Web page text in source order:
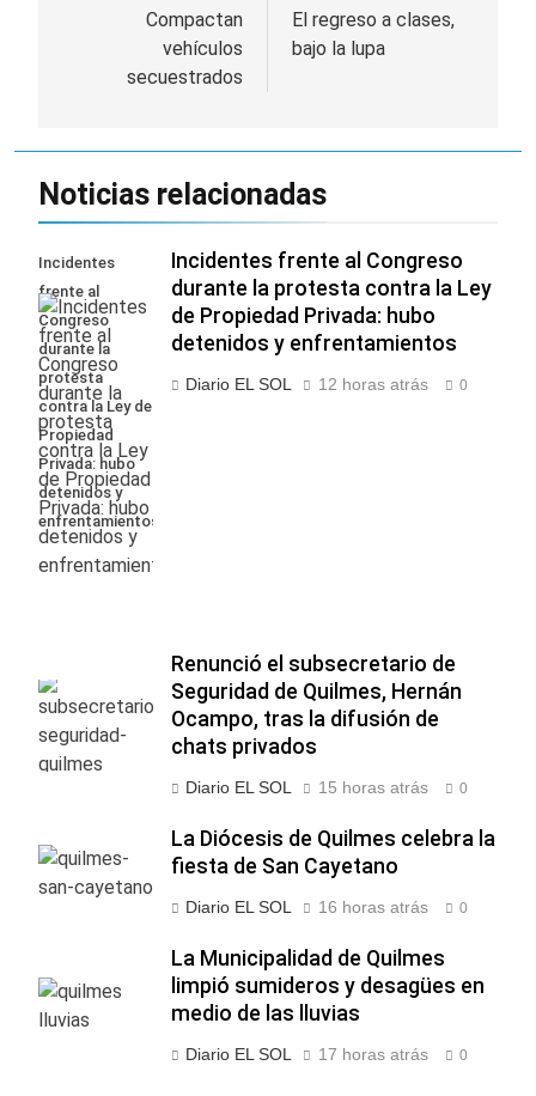
entradas
Compactan
vehículos
secuestrados
El regreso a clases,
bajo la lupa
Noticias relacionadas
Incidentes
frente al
Congreso
durante la
protesta
contra la Ley de
Propiedad
Privada: hubo
detenidos y
enfrentamientos
Incidentes frente al Congreso
durante la protesta contra la Ley
de Propiedad Privada: hubo
detenidos y enfrentamientos
Diario EL SOL 12 horas atrás 0
Renunció el subsecretario de
Seguridad de Quilmes, Hernán
Ocampo, tras la difusión de
chats privados
Diario EL SOL 15 horas atrás 0
La Diócesis de Quilmes celebra la
fiesta de San Cayetano
Diario EL SOL 16 horas atrás 0
La Municipalidad de Quilmes
limpió sumideros y desagües en
medio de las lluvias
Diario EL SOL 17 horas atrás 0